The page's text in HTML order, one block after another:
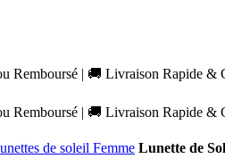
Remboursé | 🚚 Livraison Rapide
Remboursé | 🚚 Livraison Rapide
de soleil Femme Lunette de